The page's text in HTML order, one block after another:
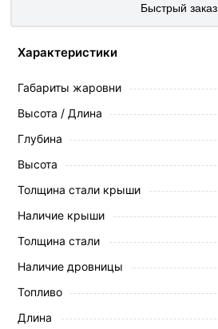
Быстрый заказ
Характеристики
Габариты жаровни
Высота / Длина
Глубина
Высота
Толщина стали крыши
Наличие крыши
Толщина стали
Наличие дровницы
Топливо
Длина